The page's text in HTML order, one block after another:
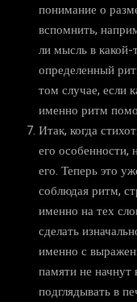
понимание о
вспомнить,
ли мысль в
определенный
том случае, если
именно ритм
Итак, когда
его особенности,
его. Теперь это
соблюдая ритм,
именно на тех
сделать
именно с
памяти не начнут
подглядывать в